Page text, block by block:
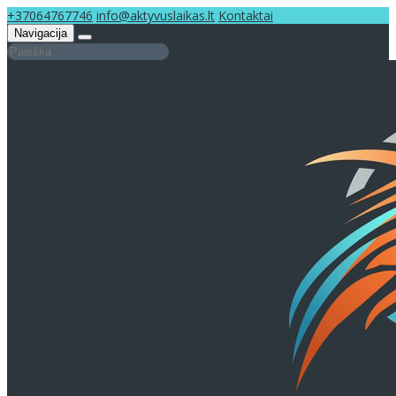
+37064767746 info@aktyvuslaikas.lt Kontaktai
Navigacija